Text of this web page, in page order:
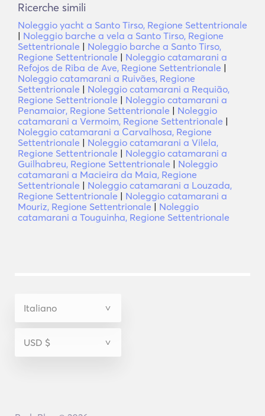
Ricerche simili
Noleggio yacht a Santo Tirso, Regione Settentrionale
| Noleggio barche a vela a Santo Tirso, Regione
Settentrionale | Noleggio barche a Santo Tirso,
Regione Settentrionale | Noleggio catamarani a
Refojos de Riba de Ave, Regione Settentrionale |
Noleggio catamarani a Ruivães, Regione
Settentrionale | Noleggio catamarani a Requião,
Regione Settentrionale | Noleggio catamarani a
Penamaior, Regione Settentrionale | Noleggio
catamarani a Vermoim, Regione Settentrionale |
Noleggio catamarani a Carvalhosa, Regione
Settentrionale | Noleggio catamarani a Vilela,
Regione Settentrionale | Noleggio catamarani a
Guilhabreu, Regione Settentrionale | Noleggio
catamarani a Macieira da Maia, Regione
Settentrionale | Noleggio catamarani a Louzada,
Regione Settentrionale | Noleggio catamarani a
Mouriz, Regione Settentrionale | Noleggio
catamarani a Touguinha, Regione Settentrionale